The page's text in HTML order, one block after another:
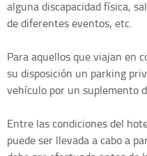
alguna discapacidad física,
de diferentes eventos, etc.
Para aquellos que viajan en
su disposición un parking
vehículo por un suplemento
Entre las condiciones del
puede ser llevada a cabo a